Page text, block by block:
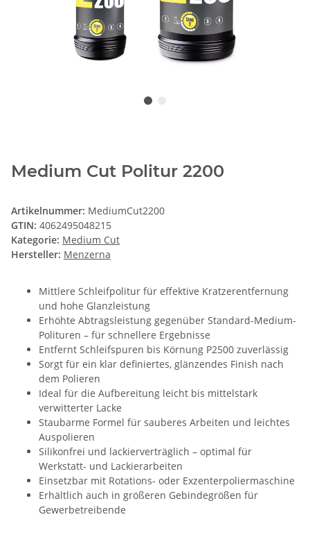
Medium Cut Politur 2200
Artikelnummer: MediumCut2200
GTIN: 4062495048215
Kategorie: Medium Cut
Hersteller: Menzerna
Mittlere Schleifpolitur für effektive Kratzerentfernung
und hohe Glanzleistung
Erhöhte Abtragsleistung gegenüber Standard-Medium-
Polituren – für schnellere Ergebnisse
Entfernt Schleifspuren bis Körnung P2500 zuverlässig
Sorgt für ein klar definiertes, glänzendes Finish nach
dem Polieren
Ideal für die Aufbereitung leicht bis mittelstark
verwitterter Lacke
Staubarme Formel für sauberes Arbeiten und leichtes
Auspolieren
Silikonfrei und lackierverträglich – optimal für
Werkstatt- und Lackierarbeiten
Einsetzbar mit Rotations- oder Exzenterpoliermaschine
Erhältlich auch in größeren Gebindegrößen für
Gewerbetreibende